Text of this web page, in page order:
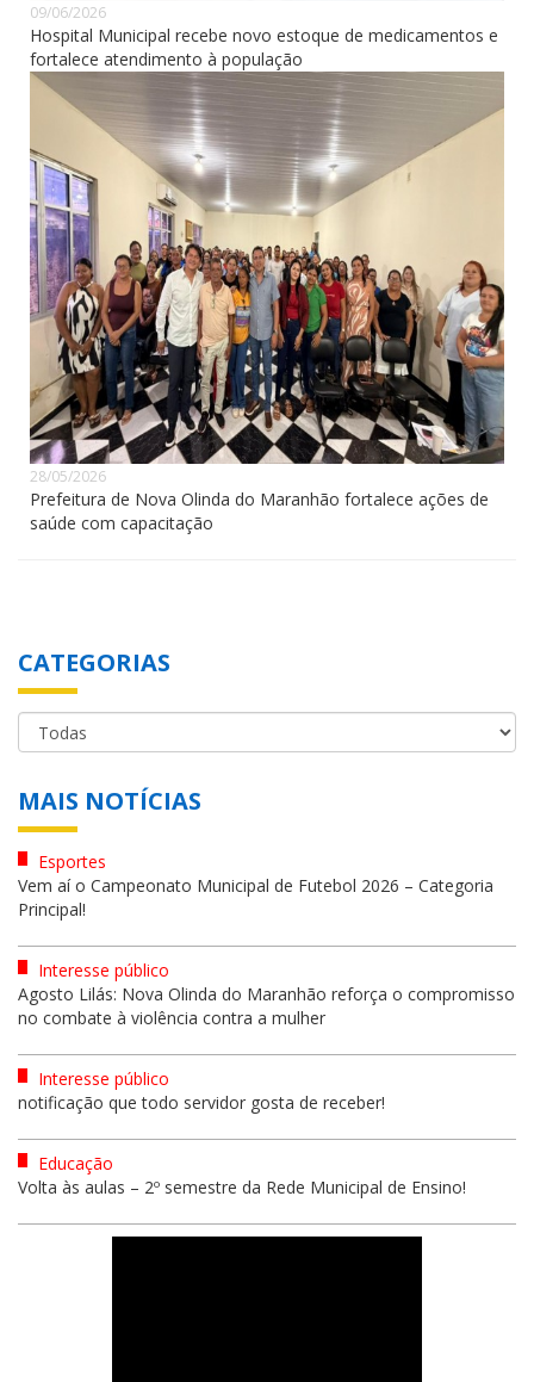
09/06/2026
Hospital Municipal recebe novo estoque de medicamentos e
fortalece atendimento à população
28/05/2026
Prefeitura de Nova Olinda do Maranhão fortalece ações de
saúde com capacitação
CATEGORIAS
MAIS NOTÍCIAS
Esportes
Vem aí o Campeonato Municipal de Futebol 2026 – Categoria
Principal!
Interesse público
Agosto Lilás: Nova Olinda do Maranhão reforça o compromisso
no combate à violência contra a mulher
Interesse público
notificação que todo servidor gosta de receber!
Educação
Volta às aulas – 2º semestre da Rede Municipal de Ensino!